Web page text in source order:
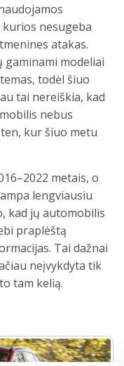
nesugeba
atakas.
gaminami modeliai
todėl šiuo
tai nereiškia, kad
nebus
kur šiuo metu
metais, o
lengviausiu
kad jų automobilis
praplėštą
Tai dažnai
neįvykdyta tik
tam kelią.